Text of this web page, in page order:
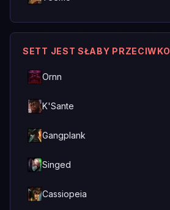
SETT JEST SŁABY PRZECIWKO
Ornn
K'Sante
Gangplank
Singed
Cassiopeia